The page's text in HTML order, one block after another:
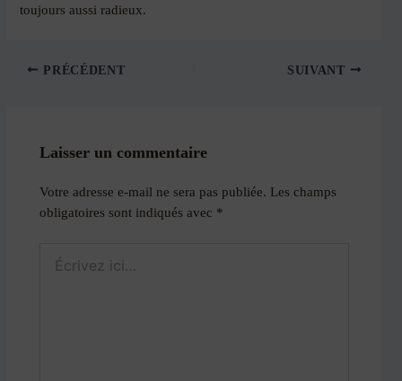
toujours aussi radieux.
PRÉCÉDENT SUIVANT
Laisser un commentaire
Votre adresse e-mail ne sera pas publiée. Les champs
obligatoires sont indiqués avec *
ici…